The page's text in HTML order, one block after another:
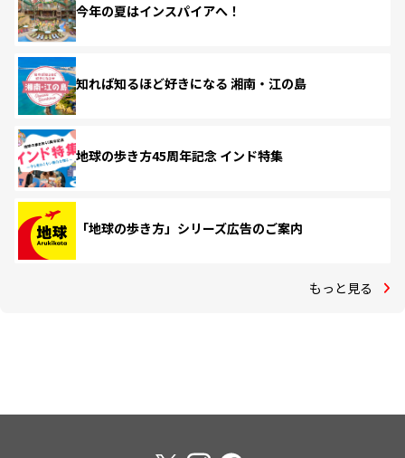
今年の夏はインスパイアへ！
知れば知るほど好きになる 湘南・江の島
地球の歩き方45周年記念 インド特集
「地球の歩き方」シリーズ広告のご案内
もっと見る